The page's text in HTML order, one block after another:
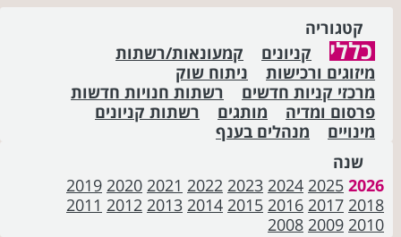
קטגוריה
כללי קניונים
קמעונאות/רשתות
מיזוגים ורכישות
ניתוח שוק
מרכזי קניות חדשים
רשתות חנויות חדשות
פרסום ומדיה
מותגים
רשתות קניונים
מינויים
מנהלים בענף
שנה
2026
2025
2024
2023
2022
2021
2020
2019
2018
2017
2016
2015
2014
2013
2012
2011
2010
2009
2008